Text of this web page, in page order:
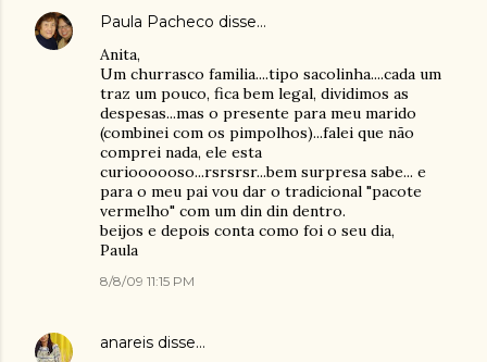
Paula Pacheco disse…
Anita,
Um churrasco familia....tipo sacolinha....cada um
traz um pouco, fica bem legal, dividimos as
despesas...mas o presente para meu marido
(combinei com os pimpolhos)...falei que não
comprei nada, ele esta
curioooooso...rsrsrsr...bem surpresa sabe... e
para o meu pai vou dar o tradicional "pacote
vermelho" com um din din dentro.
beijos e depois conta como foi o seu dia,
Paula
8/8/09 11:15 PM
anareis disse…